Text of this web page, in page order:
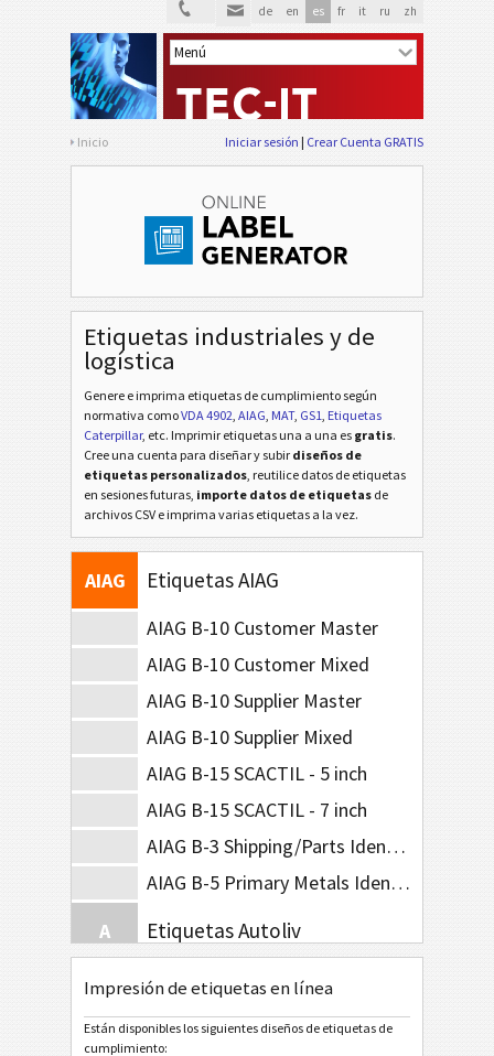
de en es fr it ru zh
Inicio Iniciar sesión Crear Cuenta GRATIS
Etiquetas industriales y de
logística
Genere e imprima etiquetas de cumplimiento según
normativa comoVDA 4902, AIAG, MAT, GS1, Etiquetas
Caterpillar, etc. Imprimir etiquetas una a una es gratis.
Cree una cuenta para diseñar y subir diseños de
etiquetas personalizados, reutilice datos de etiquetas
en sesiones futuras, importe datos de etiquetas de
archivos CSV e imprima varias etiquetas a la vez.
VDA VDA 4902
VDA VDA 4992
VDA VDA 4994
F Ford GTL
AIAG Etiquetas AIAG
AIAG B-10 Customer Master
AIAG B-10 Customer Mixed
AIAG B-10 Supplier Master
AIAG B-10 Supplier Mixed
AIAG B-15 SCACTIL - 5 inch
AIAG B-15 SCACTIL - 7 inch
AIAG B-3 Shipping/Parts Identification Label
AIAG B-5 Primary Metals Identification Tag
A
Etiquetas Autoliv
VW Volkswagen GTL
GM General Motors
Impresión de etiquetas en línea
Están disponibles los siguientes diseños de etiquetas de
cumplimiento: